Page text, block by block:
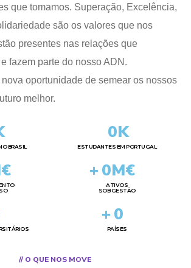
que tomamos. Superação, Excelência,
são os valores que nos
presentes nas relações que
fazem parte do nosso ADN.
oportunidade de semear os nossos
melhor.
BRASIL
0K
ESTUDANTES EM PORTUGAL
+ 0M€
ATIVOS
SOB GESTÃO
+ 0
PAÍSES
// O QUE NOS MOVE